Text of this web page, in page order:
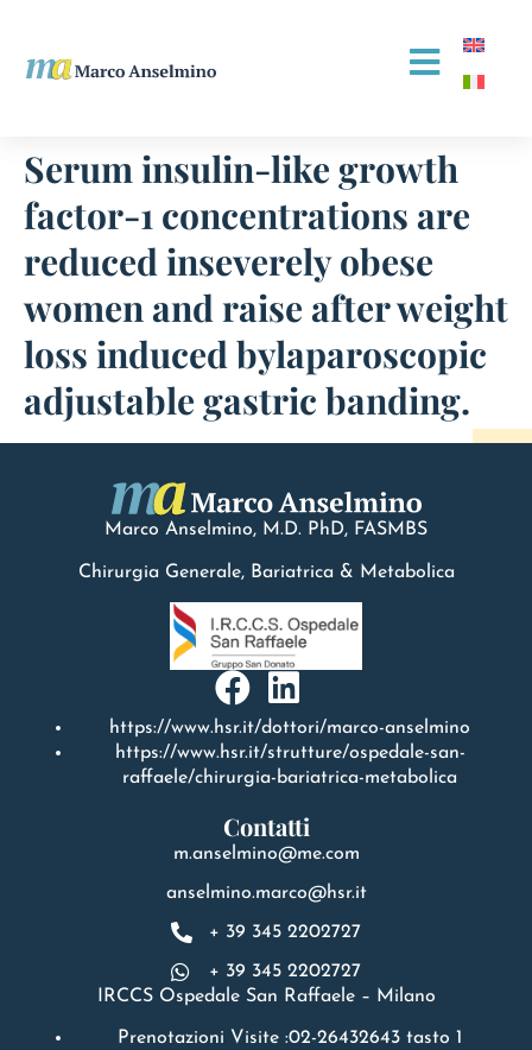
Serum insulin-like growth
factor-1 concentrations are
reduced inseverely obese
women and raise after weight
loss induced bylaparoscopic
adjustable gastric banding.
Marco Anselmino, M.D. PhD, FASMBS
Chirurgia Generale, Bariatrica & Metabolica
https://www.hsr.it/dottori/marco-anselmino
https://www.hsr.it/strutture/ospedale-san-
raffaele/chirurgia-bariatrica-metabolica
Contatti
m.anselmino@me.com
anselmino.marco@hsr.it
+ 39 345 2202727
+ 39 345 2202727
IRCCS Ospedale San Raffaele – Milano
Prenotazioni Visite :02-26432643 tasto 1